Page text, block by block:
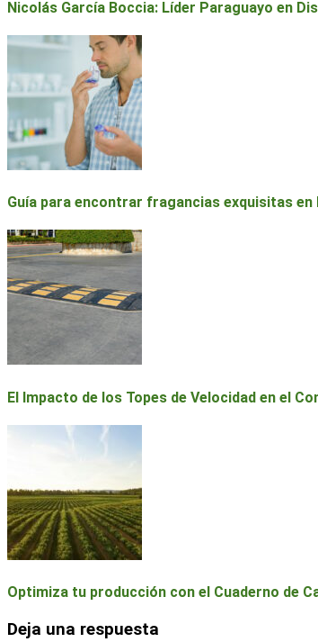
Nicolás García Boccia: Líder Paraguayo en
Guía para encontrar fragancias exquisitas
El Impacto de los Topes de Velocidad en el
Optimiza tu producción con el Cuaderno de
Deja una respuesta